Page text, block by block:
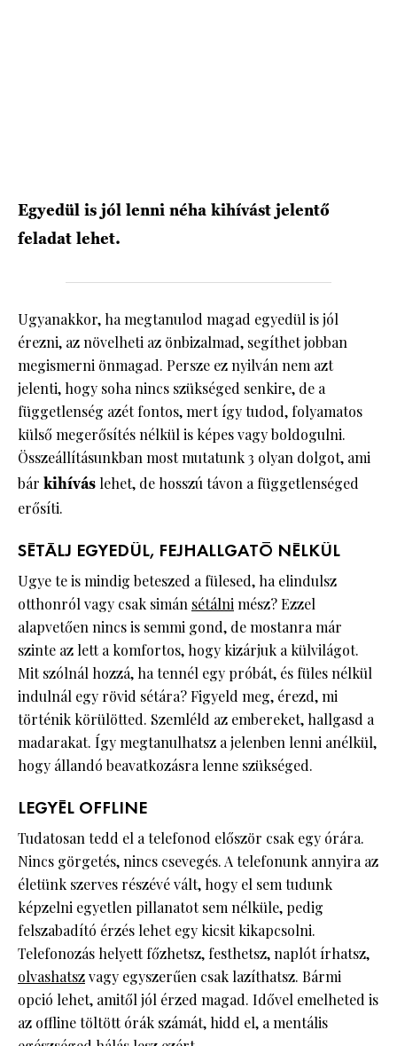
Egyedül is jól lenni néha kihívást jelentő
feladat lehet.
Ugyanakkor, ha megtanulod magad egyedül is jól
érezni, az növelheti az önbizalmad, segíthet jobban
megismerni önmagad. Persze ez nyilván nem azt
jelenti, hogy soha nincs szükséged senkire, de a
függetlenség azét fontos, mert így tudod, folyamatos
külső megerősítés nélkül is képes vagy boldogulni.
Összeállításunkban most mutatunk 3 olyan dolgot, ami
bár kihívás lehet, de hosszú távon a függetlenséged
erősíti.
SÉTÁLJ EGYEDÜL, FEJHALLGATÓ NÉLKÜL
Ugye te is mindig beteszed a fülesed, ha elindulsz
otthonról vagy csak simán sétálnimész? Ezzel
alapvetően nincs is semmi gond, de mostanra már
szinte az lett a komfortos, hogy kizárjuk a külvilágot.
Mit szólnál hozzá, ha tennél egy próbát, és füles nélkül
indulnál egy rövid sétára? Figyeld meg, érezd, mi
történik körülötted. Szemléld az embereket, hallgasd a
madarakat. Így megtanulhatsz a jelenben lenni anélkül,
hogy állandó beavatkozásra lenne szükséged.
LEGYÉL OFFLINE
Tudatosan tedd el a telefonod először csak egy órára.
Nincs görgetés, nincs csevegés. A telefonunk annyira az
életünk szerves részévé vált, hogy el sem tudunk
képzelni egyetlen pillanatot sem nélküle, pedig
felszabadító érzés lehet egy kicsit kikapcsolni.
Telefonozás helyett főzhetsz, festhetsz, naplót írhatsz,
olvashatszvagy egyszerűen csak lazíthatsz. Bármi
opció lehet, amitől jól érzed magad. Idővel emelheted is
az offline töltött órák számát, hidd el, a mentális